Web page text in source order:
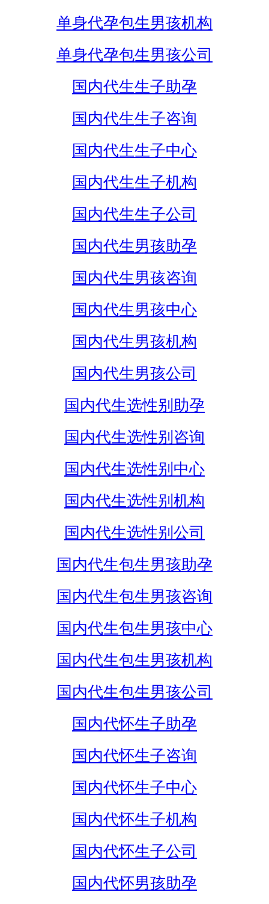
单身代孕包生男孩机构
单身代孕包生男孩公司
国内代生生子助孕
国内代生生子咨询
国内代生生子中心
国内代生生子机构
国内代生生子公司
国内代生男孩助孕
国内代生男孩咨询
国内代生男孩中心
国内代生男孩机构
国内代生男孩公司
国内代生选性别助孕
国内代生选性别咨询
国内代生选性别中心
国内代生选性别机构
国内代生选性别公司
国内代生包生男孩助孕
国内代生包生男孩咨询
国内代生包生男孩中心
国内代生包生男孩机构
国内代生包生男孩公司
国内代怀生子助孕
国内代怀生子咨询
国内代怀生子中心
国内代怀生子机构
国内代怀生子公司
国内代怀男孩助孕